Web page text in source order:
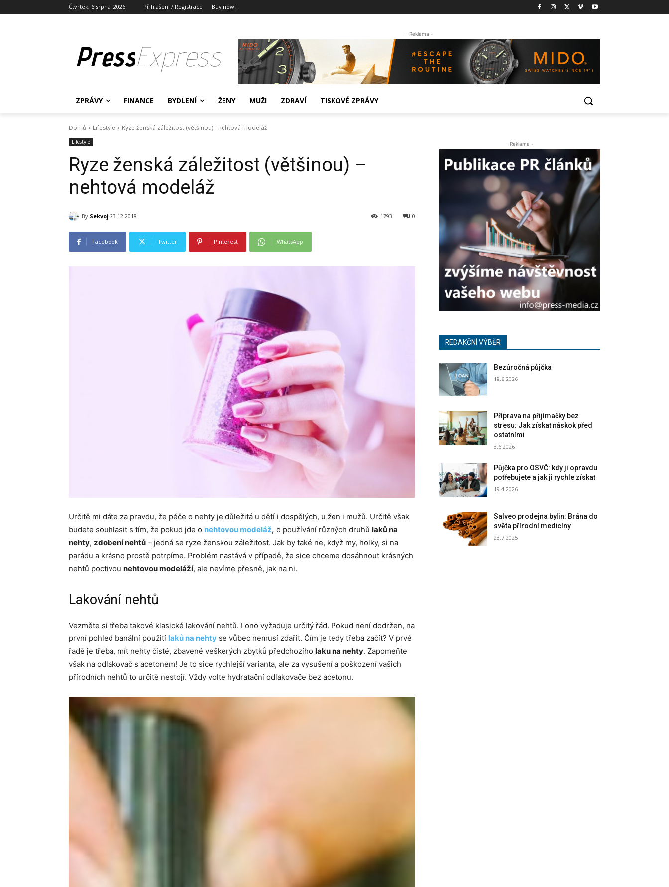
Čtvrtek, 6 srpna, 2026 Přihlášení / Registrace Buy now!
PressExpress
- Reklama -
ZPRÁVY FINANCE BYDLENÍ ŽENY MUŽI ZDRAVÍ TISKOVÉ ZPRÁVY
Domů Lifestyle Ryze ženská záležitost (většinou) - nehtová modeláž
Lifestyle
Ryze ženská záležitost (většinou) –
nehtová modeláž
By Sekvoj 23.12.2018 0
1793
Facebook Twitter Pinterest WhatsApp
Určitě mi dáte za pravdu, že péče o nehty je důležitá u dětí i dospělých, u žen i mužů. Určitě však
budete souhlasit s tím, že pokud jde o nehtovou modeláž, o používání různých druhů laků na
nehty, zdobení nehtů – jedná se ryze ženskou záležitost. Jak by také ne, když my, holky, si na
parádu a krásno prostě potrpíme. Problém nastává v případě, že sice chceme dosáhnout krásných
nehtů poctivou nehtovou modeláží, ale nevíme přesně, jak na ni.
Lakování nehtů
Vezměte si třeba takové klasické lakování nehtů. I ono vyžaduje určitý řád. Pokud není dodržen, na
první pohled banální použití laků na nehty se vůbec nemusí zdařit. Čím je tedy třeba začít? V prvé
řadě je třeba, mít nehty čisté, zbavené veškerých zbytků předchozího laku na nehty. Zapomeňte
však na odlakovač s acetonem! Je to sice rychlejší varianta, ale za vysušení a poškození vašich
přírodních nehtů to určitě nestojí. Vždy volte hydratační odlakovače bez acetonu.
- Reklama -
REDAKČNÍ VÝBĚR
Bezúročná půjčka
18.6.2026
Příprava na přijímačky bez
stresu: Jak získat náskok před
ostatními
3.6.2026
Půjčka pro OSVČ: kdy ji opravdu
potřebujete a jak ji rychle získat
19.4.2026
Salveo prodejna bylin: Brána do
světa přírodní medicíny
23.7.2025